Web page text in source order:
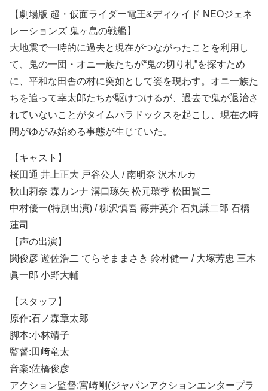
【劇場版 超・仮面ライダー電王&ディケイド NEOジェネ
レーションズ 鬼ヶ島の戦艦】
大地震で一時的に過去と現在がつながったことを利用し
て、鬼の一団・オニ一族たちが“鬼の切り札”を探すため
に、平和な田舎の村に突如として姿を現わす。オニ一族た
ちを追って幸太郎たちが駆けつけるが、過去で鬼が退治さ
れていないことがタイムパラドックスを起こし、現在の時
間がゆがみ始める事態が生じていた。
【キャスト】
桜田通 井上正大 戸谷公人 / 南明奈 沢木ルカ
秋山莉奈 森カンナ 溝口琢矢 松元環季 松田賢二
中村優一(特別出演) / 柳沢慎吾 篠井英介 石丸謙二郎 石橋
蓮司
【声の出演】
関俊彦 遊佐浩二 てらそままさき 鈴村健一 / 大塚芳忠 三木
眞一郎 小野大輔
【スタッフ】
原作:石ノ森章太郎
脚本:小林靖子
監督:田﨑竜太
音楽:佐橋俊彦
アクション監督:宮崎剛(ジャパンアクションエンタープラ